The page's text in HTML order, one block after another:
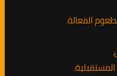
الفعالة.